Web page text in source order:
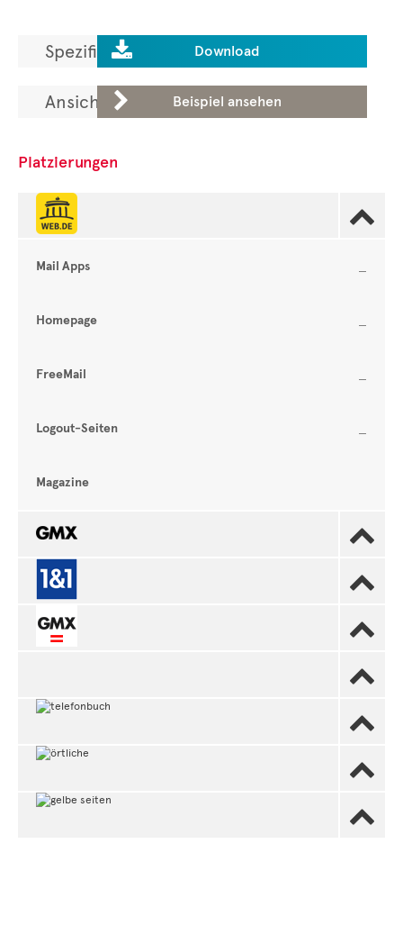
Spezifikationen laden.
 Download
Ansicht in der ADGallery.
 Beispiel ansehen
Platzierungen

Mail Apps
Homepage
FreeMail
Logout-Seiten
Magazine






